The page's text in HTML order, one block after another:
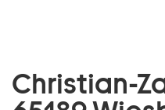
Christian-